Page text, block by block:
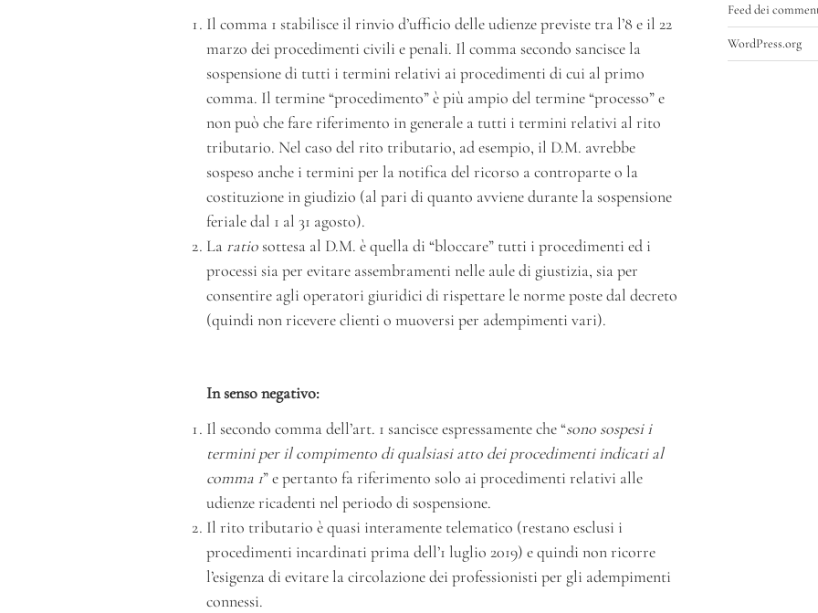
Il comma 1 stabilisce il rinvio d’ufficio delle udienze previste tra l’8 e il 22
marzo dei procedimenti civili e penali. Il comma secondo sancisce la
sospensione di tutti i termini relativi ai procedimenti di cui al primo
comma. Il termine “procedimento” è più ampio del termine “processo” e
non può che fare riferimento in generale a tutti i termini relativi al rito
tributario. Nel caso del rito tributario, ad esempio, il D.M. avrebbe
sospeso anche i termini per la notifica del ricorso a controparte o la
costituzione in giudizio (al pari di quanto avviene durante la sospensione
feriale dal 1 al 31 agosto).
La ratiosottesa al D.M. è quella di “bloccare” tutti i procedimenti ed i
processi sia per evitare assembramenti nelle aule di giustizia, sia per
consentire agli operatori giuridici di rispettare le norme poste dal decreto
(quindi non ricevere clienti o muoversi per adempimenti vari).
In senso negativo:
Il secondo comma dell’art. 1 sancisce espressamente che “sono sospesi i
termini per il compimento di qualsiasi atto dei procedimenti indicati al
comma 1” e pertanto fa riferimento solo ai procedimenti relativi alle
udienze ricadenti nel periodo di sospensione.
Il rito tributario è quasi interamente telematico (restano esclusi i
procedimenti incardinati prima dell’1 luglio 2019) e quindi non ricorre
l’esigenza di evitare la circolazione dei professionisti per gli adempimenti
connessi.
Feed dei
WordPress.org